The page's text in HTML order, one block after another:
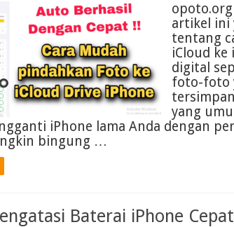
artikel ini
tentang
iCloud ke
digital
foto-foto
yang
iPhone lama Anda dengan
bingung …
Baterai iPhone